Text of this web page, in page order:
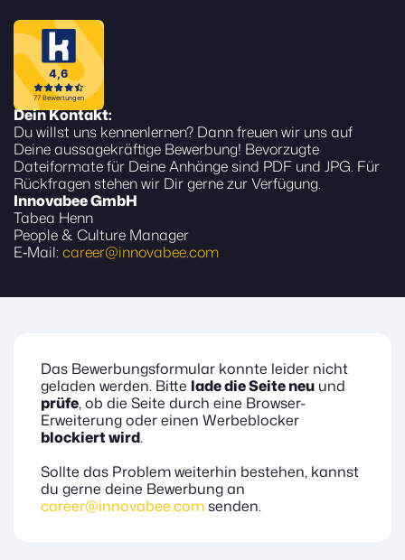
Dein Kontakt:
Du willst uns kennenlernen? Dann freuen wir uns auf
Deine aussagekräftige Bewerbung! Bevorzugte
Dateiformate für Deine Anhänge sind PDF und JPG. Für
Rückfragen stehen wir Dir gerne zur Verfügung.
Innovabee GmbH
Tabea Henn
People & Culture Manager
E‑Mail: career@innovabee.com
Das Bewerbungsformular konnte leider nicht
geladen werden. Bitte lade die Seite neu und
prüfe, ob die Seite durch eine Browser-
Erweiterung oder einen Werbeblocker
blockiert wird.
Sollte das Problem weiterhin bestehen, kannst
du gerne deine Bewerbung an
career@innovabee.comsenden.